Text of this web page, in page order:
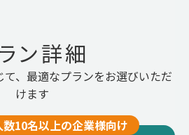
ン詳細
、最適なプランをお選びいただ
けます
10名以上の企業様向け